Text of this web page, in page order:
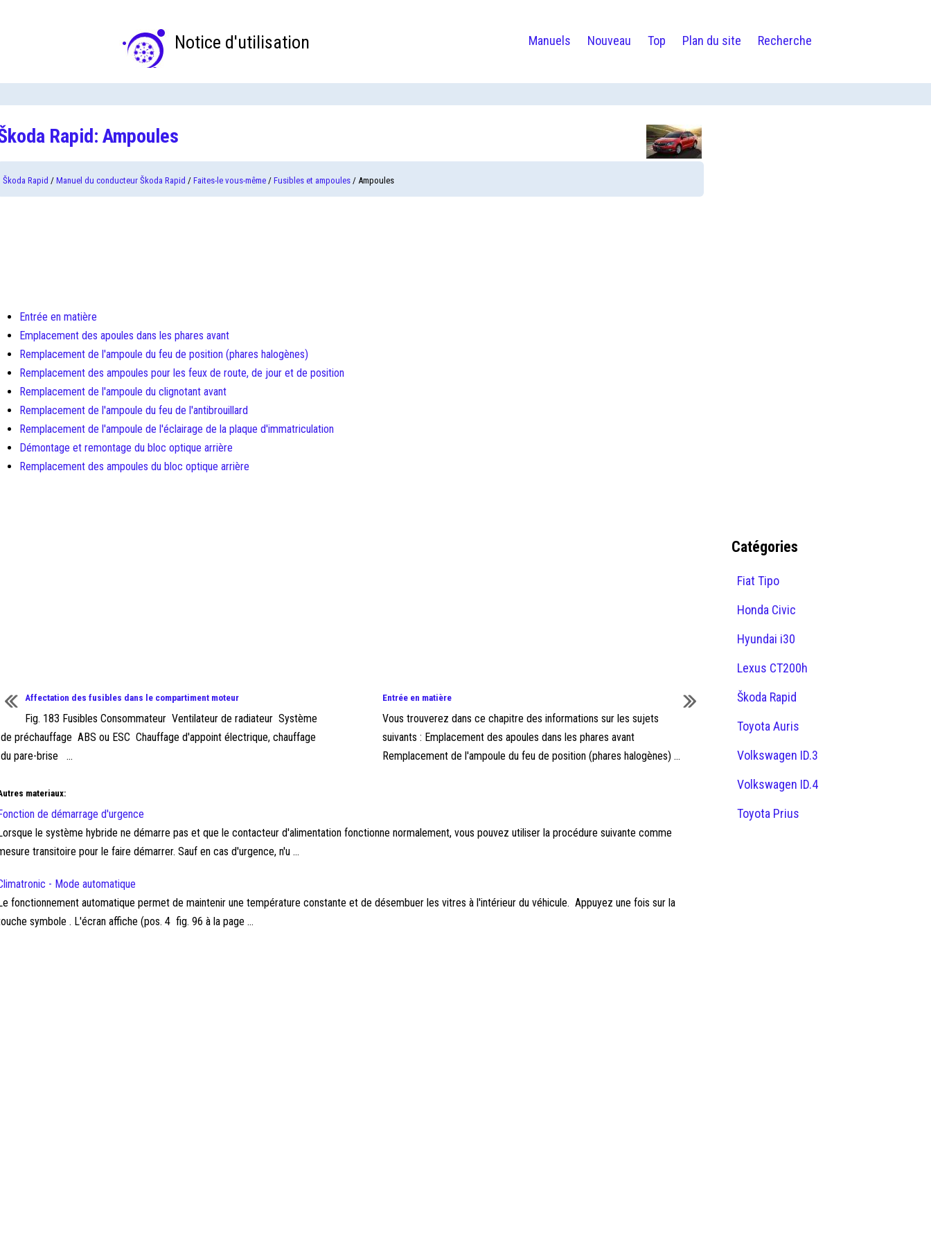
Notice d'utilisation Manuels Nouveau Top Plan du site Recherche
Rapid: Ampoules
Škoda Rapid / Manuel du conducteur Škoda Rapid / Faites-le vous-même / Fusibles et ampoules / Ampoules
Entrée en matière
Emplacement des apoules dans les phares avant
Remplacement de l'ampoule du feu de position (phares halogènes)
Remplacement des ampoules pour les feux de route, de jour et de position
Remplacement de l'ampoule du clignotant avant
Remplacement de l'ampoule du feu de l'antibrouillard
Remplacement de l'ampoule de l'éclairage de la plaque d'immatriculation
Démontage et remontage du bloc optique arrière
Remplacement des ampoules du bloc optique arrière
Affectation des fusibles dans le compartiment moteur
Fig. 183 Fusibles Consommateur Ventilateur de radiateur Système
de préchauffage ABS ou ESC Chauffage d'appoint électrique, chauffage
du pare-brise ...
Entrée en matière
Vous trouverez dans ce chapitre des informations sur les sujets
suivants : Emplacement des apoules dans les phares avant
Remplacement de l'ampoule du feu de position (phares halogènes) ...
materiaux:
de démarrage d'urgence
le système hybride ne démarre pas et que le contacteur d'alimentation fonctionne normalement, vous pouvez utiliser la procédure suivante comme
transitoire pour le faire démarrer. Sauf en cas d'urgence, n'u ...
- Mode automatique
fonctionnement automatique permet de maintenir une température constante et de désembuer les vitres à l'intérieur du véhicule. Appuyez une fois sur la
symbole . L'écran affiche (pos. 4 fig. 96 à la page ...
Catégories
Fiat Tipo
Honda Civic
Hyundai i30
Lexus CT200h
Škoda Rapid
Toyota Auris
Volkswagen ID.3
Volkswagen ID.4
Toyota Prius